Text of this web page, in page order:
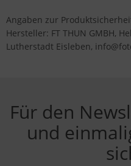
Angaben zur
Hersteller: FT THUN GMBH,
Lutherstadt Eisleben,
Für den
und